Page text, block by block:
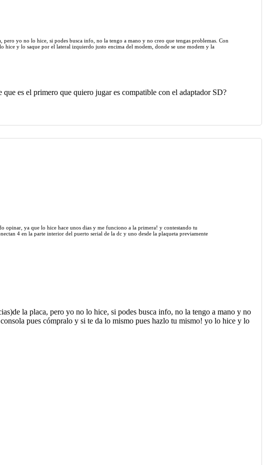
yo no lo hice, si podes busca info, no la tengo a mano y no creo que tengas problemas. Con
hice y lo saque por el lateral izquierdo justo encima del modem, donde se une modem y la
es el primero que quiero jugar es compatible con el adaptador SD?
opinar, ya que lo hice hace unos dias y me funciono a la primera! y contestando tu
4 en la parte interior del puerto serial de la dc y uno desde la plaqueta previamente
la placa, pero yo no lo hice, si podes busca info, no la tengo a mano y no
pues cómpralo y si te da lo mismo pues hazlo tu mismo! yo lo hice y lo